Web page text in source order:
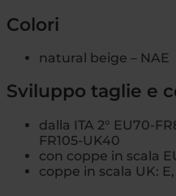
Colori
natural beige – NAE
Sviluppo taglie e
dalla ITA 2° EU70-
FR105-UK40
con coppe in scala
coppe in scala UK: E,